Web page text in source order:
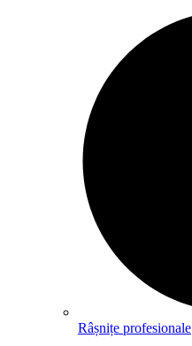
Râșnițe profesionale